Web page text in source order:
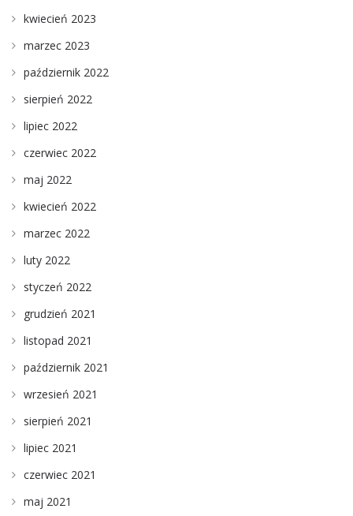
kwiecień 2023
marzec 2023
październik 2022
sierpień 2022
lipiec 2022
czerwiec 2022
maj 2022
kwiecień 2022
marzec 2022
luty 2022
styczeń 2022
grudzień 2021
listopad 2021
październik 2021
wrzesień 2021
sierpień 2021
lipiec 2021
czerwiec 2021
maj 2021